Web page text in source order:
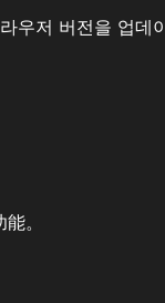
우저 버전을 업데
。